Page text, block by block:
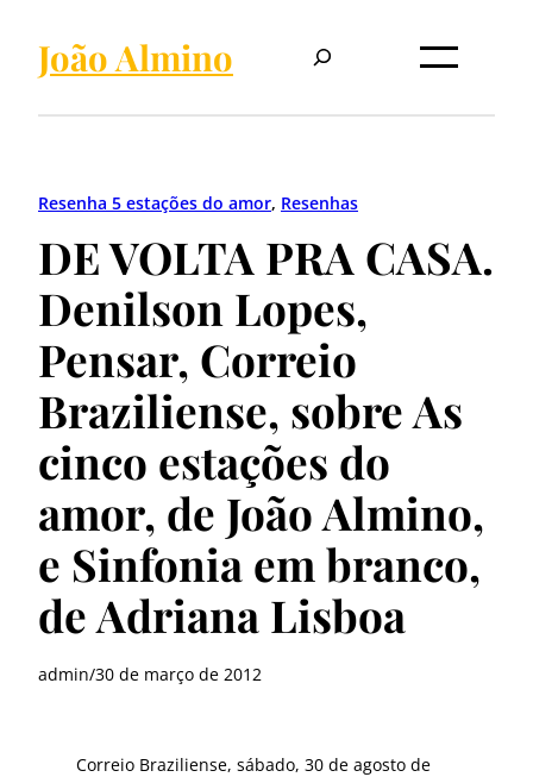
João Almino
Resenha 5 estações do amor, Resenhas
DE VOLTA PRA CASA.
Denilson Lopes,
Pensar, Correio
Braziliense, sobre As
cinco estações do
amor, de João Almino,
e Sinfonia em branco,
de Adriana Lisboa
admin/30 de março de 2012
Correio Braziliense, sábado, 30 de agosto de